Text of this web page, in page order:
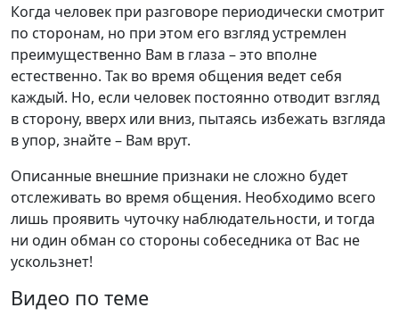
Когда человек при разговоре периодически смотрит
по сторонам, но при этом его взгляд устремлен
преимущественно Вам в глаза – это вполне
естественно. Так во время общения ведет себя
каждый. Но, если человек постоянно отводит взгляд
в сторону, вверх или вниз, пытаясь избежать взгляда
в упор, знайте – Вам врут.
Описанные внешние признаки не сложно будет
отслеживать во время общения. Необходимо всего
лишь проявить чуточку наблюдательности, и тогда
ни один обман со стороны собеседника от Вас не
ускользнет!
Видео по теме